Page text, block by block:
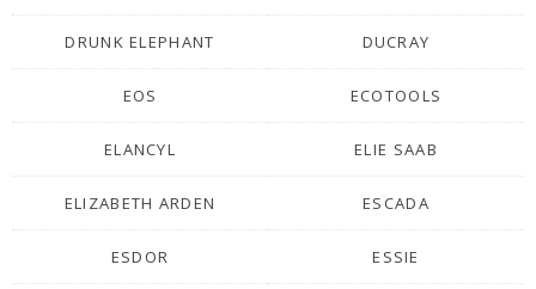
DRUNK ELEPHANT DUCRAY
EOS ECOTOOLS
ELANCYL ELIE SAAB
ELIZABETH ARDEN ESCADA
ESDOR ESSIE